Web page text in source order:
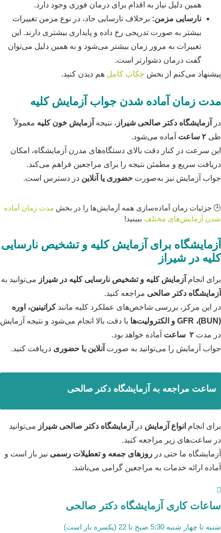
همین دلیل نیاز به اقدام برای درمان فوری وجود دارد.
نارسایی مزمن: برخلاف نارسایی حاد، در نوع مزمن تغییرات
بیشتر به صورت تدریجی رخ داده و پایداری بیشتری دارند. این
تغییرات به مرور زمان بیشتر می‌شود و به همین دلیل می‌توان
گفت درمان دشوارتر است.
پیشنهاد می‌کنم از بخش چکاپ کامل هم دیدن کنید.
مدت زمان آماده شدن جواب آزمایش کلیه
در آزمایشگاه دکتر صالحی شیراز ، نتیجه آزمایش خون کلیه معمولاً
طی ۲ ساعت
آماده می‌شود.
این سرعت در کنار دقت بالای دستگاه‌های مدرن آزمایشگاه، امکان
دریافت سریع و مطمئن نتیجه را برای مراجعین فراهم می‌کند.
جواب آزمایش نیز به‌صورت حضوری یا آنلاین در دسترس است.
🕒 جزئیات زمان آماده‌سازی همه آزمایش‌ها را در بخش مدت زمان آماده‌
شدن آزمایش‌های مختلف ببینید!
آزمایشگاه برای آزمایش کلیه و تشخیص نارسایی
کلیه در شیراز
برای انجام آزمایش کلیه و تشخیص نارسایی کلیه در شیراز می‌توانید به
آزمایشگاه دکتر صالحی مراجعه کنید.
در این مرکز، بررسی شاخص‌های عملکرد کلیه مانندکراتینین، اوره
(BUN)، GFR و الکترولیت‌ها
با دقت بالا انجام می‌شود و نتیجه آزمایش
در مدت ۲ ساعت
آماده خواهد بود.
جواب آزمایش را می‌توانید به صورت آنلاین یا حضوری دریافت کنید.
ساعت مراجعه به آزمایشگاه دکتر صالحی
برای انجام انواع آزمایش در آزمایشگاه دکتر صالحی شیراز می‌توانید
در ساعت‌های زیر مراجعه کنید.
آزمایشگاه ما حتی در روزهای جمعه و تعطیلات رسمی نیز باز است و
آماده ارائه خدمات به مراجعین گرامی می‌باشد.
ساعات کاری آزمایشگاه دکتر صالحی
شنبه تا چهار شنبه 5:30 صبح تا 22 (یکسره باز است)